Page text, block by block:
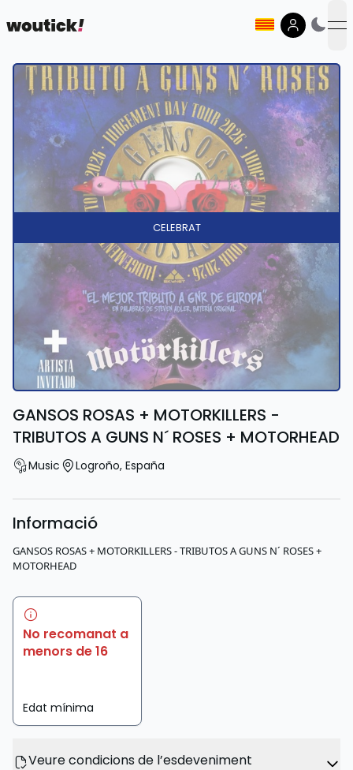
CELEBRAT
GANSOS ROSAS + MOTORKILLERS -
TRIBUTOS A GUNS N´ ROSES + MOTORHEAD
Music Logroño, España
Informació
GANSOS ROSAS + MOTORKILLERS - TRIBUTOS A GUNS N´ ROSES +
MOTORHEAD
No recomanat a
menors de 16
Edat mínima
Veure condicions de l’esdeveniment